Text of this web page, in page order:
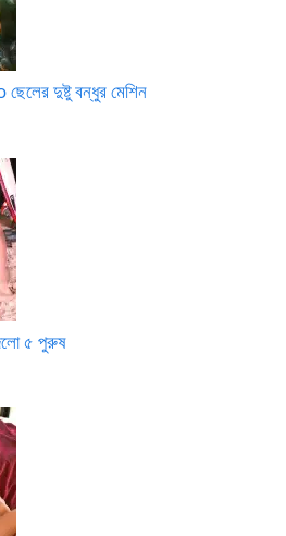
দুষ্টু বন্ধুর মেশিন
৫ পুরুষ